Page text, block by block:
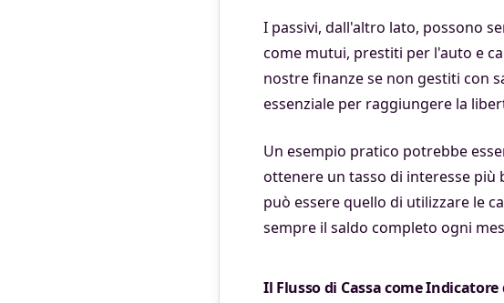
I passivi, dall'altro lato, possono
come mutui, prestiti per l'auto e
nostre finanze se non gestiti con
essenziale per raggiungere la
Un esempio pratico potrebbe
ottenere un tasso di interesse più
può essere quello di utilizzare le
sempre il saldo completo ogni
Il Flusso di Cassa come